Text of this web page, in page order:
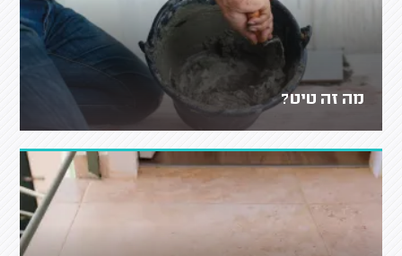
מה זה טיט?